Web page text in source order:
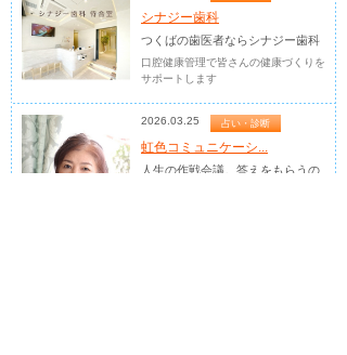
シナジー歯科
つくばの歯医者ならシナジー歯科
口腔健康管理で皆さんの健康づくりを
サポートします
2026.03.25 占い・診断
虹色コミュニケーシ...
人生の作戦会議。答えをもらうの